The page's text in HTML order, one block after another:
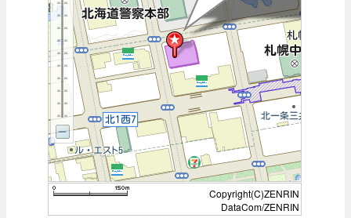
Copyright(C)ZENRIN
DataCom/ZENRIN